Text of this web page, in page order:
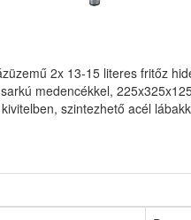
2x 13-15 literes fritőz
medencékkel,
szintezhető acél